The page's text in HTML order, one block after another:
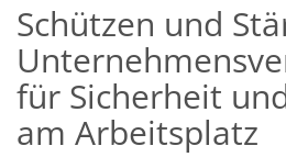
Schützen und
für Sicherheit
am Arbeitsplatz